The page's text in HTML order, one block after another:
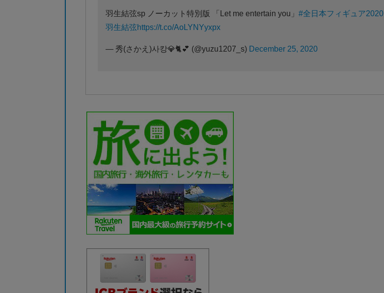
羽生結弦sp ノーカット特別版 「Let me entertain you」 #全日本フィギュア2020
羽生結弦https://t.co/AoLYNYyxpx
— 秀(さかえ)사캉💎🐈💕 (@yuzu1207_s) December 25, 2020